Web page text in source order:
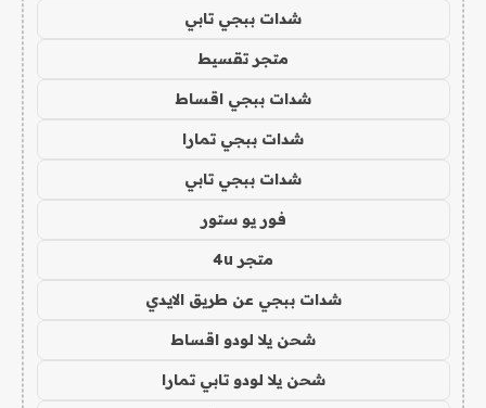
شدات ببجي تابي
متجر تقسيط
شدات ببجي اقساط
شدات ببجي تمارا
شدات ببجي تابي
فور يو ستور
متجر 4u
شدات ببجي عن طريق الايدي
شحن يلا لودو اقساط
شحن يلا لودو تابي تمارا